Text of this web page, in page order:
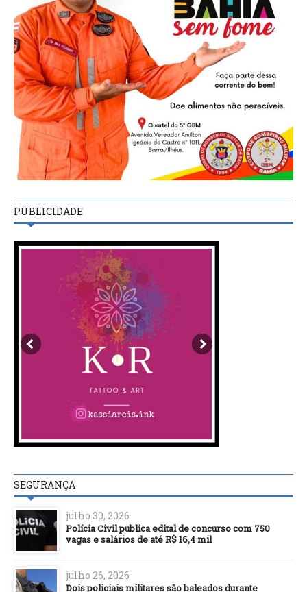
PUBLICIDADE
SEGURANÇA
julho 30, 2026
Polícia Civil publica edital de concurso com 750
vagas e salários de até R$ 16,4 mil
julho 26, 2026
Dois policiais militares são baleados durante